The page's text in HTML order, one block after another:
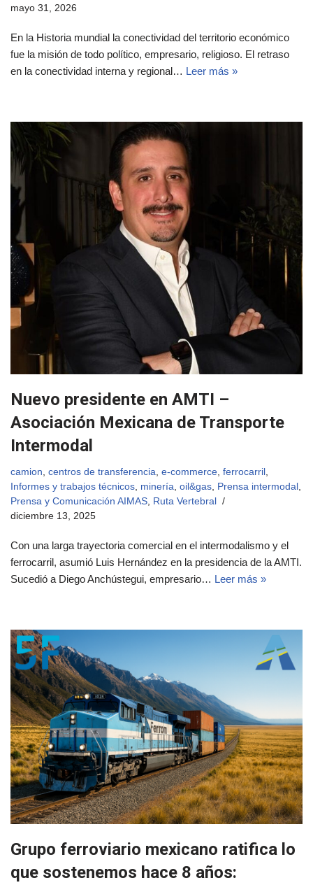
mayo 31, 2026
En la Historia mundial la conectividad del territorio económico
fue la misión de todo político, empresario, religioso. El retraso
en la conectividad interna y regional… Leer más »
Nuevo presidente en AMTI –
Asociación Mexicana de Transporte
Intermodal
camion centros de transferencia e-commerce ferrocarril
Informes y trabajos técnicos minería oil&gas Prensa intermodal
Prensa y Comunicación AIMAS Ruta Vertebral
diciembre 13, 2025
Con una larga trayectoria comercial en el intermodalismo y el
ferrocarril, asumió Luis Hernández en la presidencia de la AMTI.
Sucedió a Diego Anchústegui, empresario… Leer más »
Grupo ferroviario mexicano ratifica lo
que sostenemos hace 8 años: